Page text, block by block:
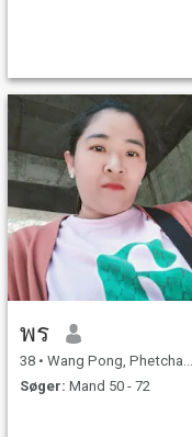
พร
38 • Wang Pong, Phetchabun, Thailand
Søger: Mand 50 - 72